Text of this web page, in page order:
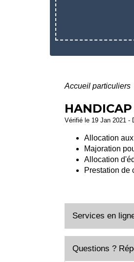
Accueil particuliers
Vérifié le 19 Jan 2021 -
Allocation
Majoration
Allocation
Prestation de
Services en
Questions ?